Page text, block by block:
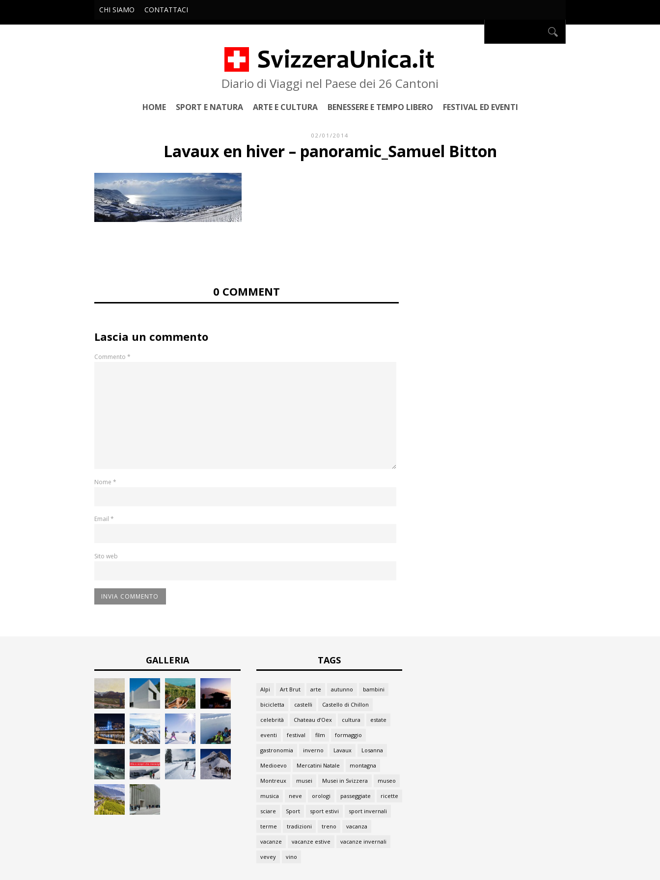
CHI SIAMO CONTATTACI
Diario di Viaggi nel Paese dei 26 Cantoni
HOME SPORT E NATURA ARTE E CULTURA BENESSERE E TEMPO LIBERO FESTIVAL ED EVENTI
02/01/2014
Lavaux en hiver – panoramic_Samuel Bitton
0 COMMENT
Lascia un commento
Commento *
Nome *
Email *
Sito web
GALLERIA TAGS
Alpi Art Brut arte autunno bambini
bicicletta castelli Castello di Chillon
celebrità Chateau d’Oex cultura estate
eventi festival film formaggio
gastronomia inverno Lavaux Losanna
Medioevo Mercatini Natale montagna
Montreux musei Musei in Svizzera museo
musica neve orologi passeggiate ricette
sciare Sport sport estivi sport invernali
terme tradizioni treno vacanza
vacanze vacanze estive vacanze invernali
vevey vino